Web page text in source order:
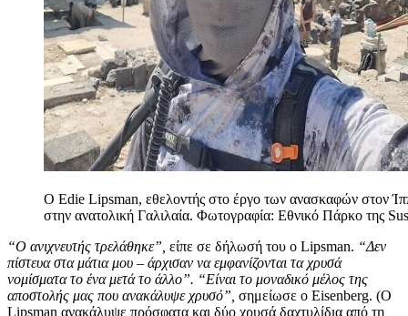
O Edie Lipsman, εθελοντής στο έργο των ανασκαφών στον
στην ανατολική Γαλιλαία. Φωτογραφία: Εθνικό Πάρκο της
“Ο ανιχνευτής τρελάθηκε”, είπε σε δήλωσή του ο Lipsman. “Δεν
πίστευα στα μάτια μου – άρχισαν να εμφανίζονται τα χρυσά
νομίσματα το ένα μετά το άλλο”. “Είναι το μοναδικό μέλος της
αποστολής μας που ανακάλυψε χρυσό”, σημείωσε ο Eisenberg. (Ο
Lipsman ανακάλυψε πρόσφατα και δύο χρυσά δαχτυλίδια από τη